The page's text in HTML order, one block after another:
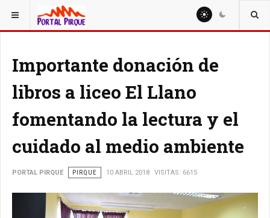
ESTÁ AQUÍ: EDUCACION
Importante donación de
libros a liceo El Llano
fomentando la lectura y el
cuidado al medio ambiente
PORTAL PIRQUE PIRQUE 10 ABRIL 2018 VISITAS: 6615